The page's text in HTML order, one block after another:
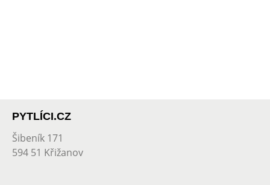
PYTLÍCI.CZ
Šibeník 171
594 51 Křižanov